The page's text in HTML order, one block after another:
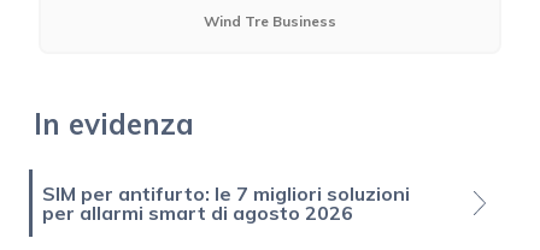
Wind Tre Business
In evidenza
SIM per antifurto: le 7 migliori soluzioni
per allarmi smart di agosto 2026